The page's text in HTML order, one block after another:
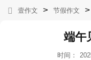
壹作文 > 节假作文 >
端午
时间：